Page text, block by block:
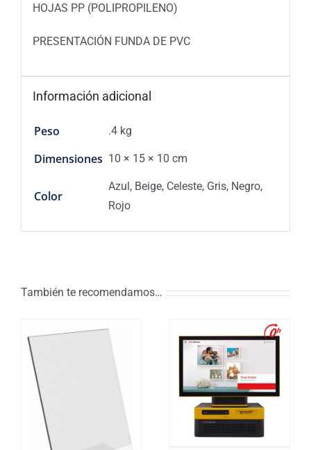
HOJAS PP (POLIPROPILENO)
PRESENTACIÓN FUNDA DE PVC
Información adicional
Peso .4 kg
Dimensiones 10 × 15 × 10 cm
Color
Azul, Beige, Celeste, Gris, Negro,
Rojo
También te recomendamos…